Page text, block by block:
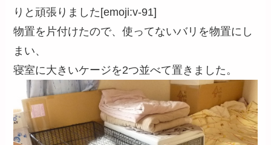
りと頑張りました[emoji:v-91]
物置を片付けたので、使ってないバリを物置にし
まい、
寝室に大きいケージを2つ並べて置きました。